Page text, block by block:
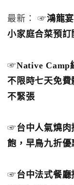
最新： ☞鴻龍
小家庭合菜預
☞Native Camp
不限時七天免
不緊張
☞台中人氣燒肉
飽，早鳥九折
☞台中法式餐